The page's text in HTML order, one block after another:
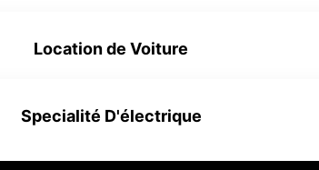
Location de Voiture
Aperçu en live
Specialité D'électrique